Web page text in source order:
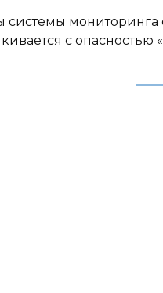
системы
с опасностью